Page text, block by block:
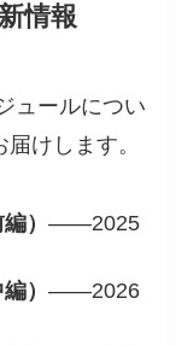
情報
ュールについ
けします。
編）――2025
編）――2026